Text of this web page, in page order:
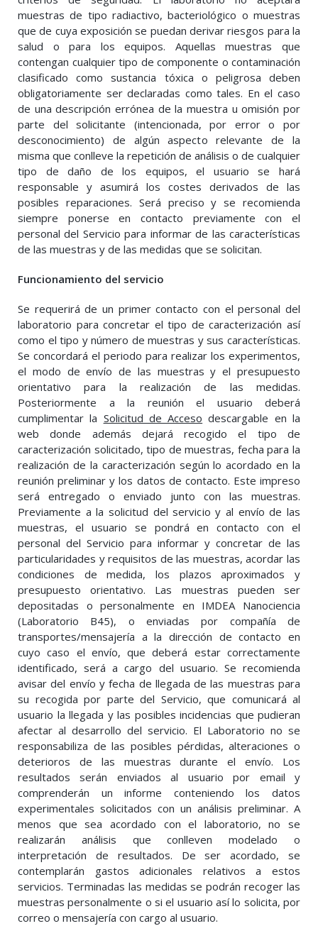
muestras de tipo radiactivo, bacteriológico o muestras
que de cuya exposición se puedan derivar riesgos para la
salud o para los equipos. Aquellas muestras que
contengan cualquier tipo de componente o contaminación
clasificado como sustancia tóxica o peligrosa deben
obligatoriamente ser declaradas como tales. En el caso
de una descripción errónea de la muestra u omisión por
parte del solicitante (intencionada, por error o por
desconocimiento) de algún aspecto relevante de la
misma que conlleve la repetición de análisis o de cualquier
tipo de daño de los equipos, el usuario se hará
responsable y asumirá los costes derivados de las
posibles reparaciones. Será preciso y se recomienda
siempre ponerse en contacto previamente con el
personal del Servicio para informar de las características
de las muestras y de las medidas que se solicitan.
Funcionamiento del servicio
Se requerirá de un primer contacto con el personal del
laboratorio para concretar el tipo de caracterización así
como el tipo y número de muestras y sus características.
Se concordará el periodo para realizar los experimentos,
el modo de envío de las muestras y el presupuesto
orientativo para la realización de las medidas.
Posteriormente a la reunión el usuario deberá
cumplimentar la Solicitud de Acceso descargable en la
web donde además dejará recogido el tipo de
caracterización solicitado, tipo de muestras, fecha para la
realización de la caracterización según lo acordado en la
reunión preliminar y los datos de contacto. Este impreso
será entregado o enviado junto con las muestras.
Previamente a la solicitud del servicio y al envío de las
muestras, el usuario se pondrá en contacto con el
personal del Servicio para informar y concretar de las
particularidades y requisitos de las muestras, acordar las
condiciones de medida, los plazos aproximados y
presupuesto orientativo. Las muestras pueden ser
depositadas o personalmente en IMDEA Nanociencia
(Laboratorio B45), o enviadas por compañía de
transportes/mensajería a la dirección de contacto en
cuyo caso el envío, que deberá estar correctamente
identificado, será a cargo del usuario. Se recomienda
avisar del envío y fecha de llegada de las muestras para
su recogida por parte del Servicio, que comunicará al
usuario la llegada y las posibles incidencias que pudieran
afectar al desarrollo del servicio. El Laboratorio no se
responsabiliza de las posibles pérdidas, alteraciones o
deterioros de las muestras durante el envío. Los
resultados serán enviados al usuario por email y
comprenderán un informe conteniendo los datos
experimentales solicitados con un análisis preliminar. A
menos que sea acordado con el laboratorio, no se
realizarán análisis que conlleven modelado o
interpretación de resultados. De ser acordado, se
contemplarán gastos adicionales relativos a estos
servicios. Terminadas las medidas se podrán recoger las
muestras personalmente o si el usuario así lo solicita, por
correo o mensajería con cargo al usuario.